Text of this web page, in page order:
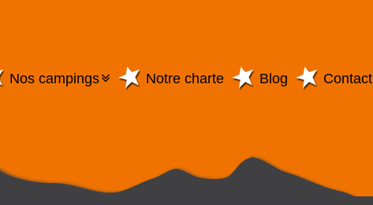
Nos campings Notre charte Blog Contact